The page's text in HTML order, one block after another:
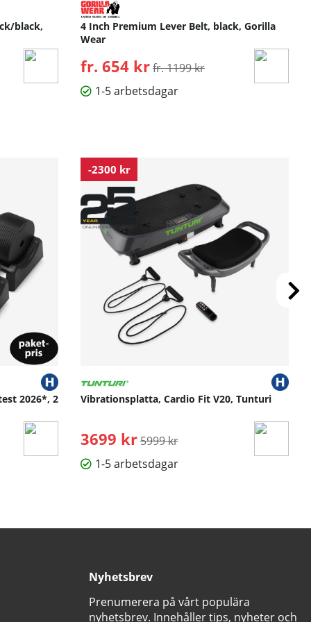
black,
4 Inch Premium Lever Belt, black, Gorilla
Wear
fr. 654 krOrdinarie pris:
fr. 1199 kr
1-5 arbetsdagar
2026*, 2
-2300 kr
Vibrationsplatta, Cardio Fit V20, Tunturi
3699 kr Ordinarie pris:
5999 kr
1-5 arbetsdagar
Nyhetsbrev
Prenumerera på vårt populära
nyhetsbrev. Innehåller tips, nyheter och